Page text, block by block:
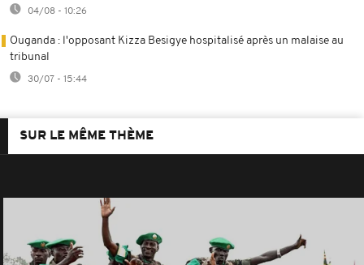
04/08 - 10:26
Ouganda : l'opposant Kizza Besigye hospitalisé après un malaise au
tribunal
30/07 - 15:44
SUR LE MÊME THÈME